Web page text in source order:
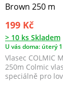
Brown 250 m
199 Kč
> 10 ks Skladem
U vás doma: úterý
Vlasec COLMIC
250m Colmic
speciálně pro